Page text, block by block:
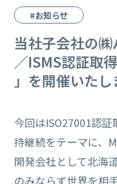
#お知らせ
当社子会社の
／ISMS認証取
」を開催いたし
今回はISO27001認
持継続をテーマに、
開発会社として北海
のみならず世界を相